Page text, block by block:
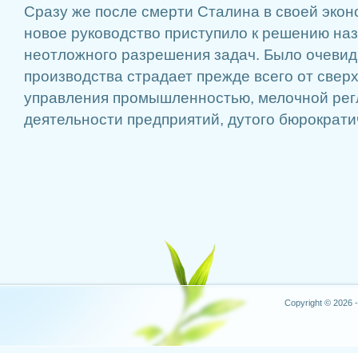
Сразу же после смерти Сталина в своей
новое руководство приступило к решению
неотложного разрешения задач. Было
производства страдает прежде всего от
управления промышленностью, мелочной
деятельности предприятий, дутого
Copyright © 2026